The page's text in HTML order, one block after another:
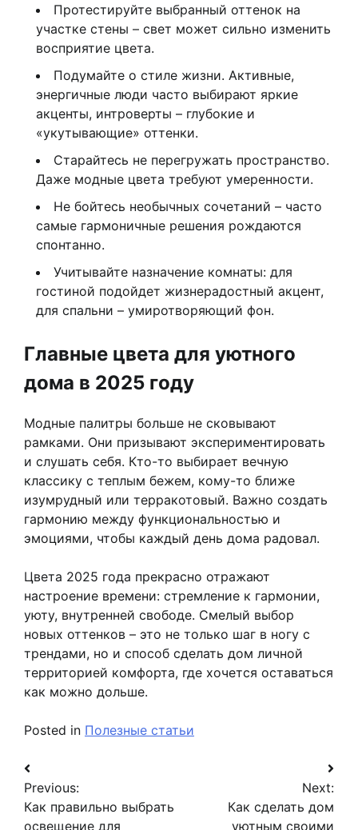
Протестируйте выбранный оттенок на
участке стены – свет может сильно изменить
восприятие цвета.
Подумайте о стиле жизни. Активные,
энергичные люди часто выбирают яркие
акценты, интроверты – глубокие и
«укутывающие» оттенки.
Старайтесь не перегружать пространство.
Даже модные цвета требуют умеренности.
Не бойтесь необычных сочетаний – часто
самые гармоничные решения рождаются
спонтанно.
Учитывайте назначение комнаты: для
гостиной подойдет жизнерадостный акцент,
для спальни – умиротворяющий фон.
Главные цвета для уютного
дома в 2025 году
Модные палитры больше не сковывают
рамками. Они призывают экспериментировать
и слушать себя. Кто-то выбирает вечную
классику с теплым бежем, кому-то ближе
изумрудный или терракотовый. Важно создать
гармонию между функциональностью и
эмоциями, чтобы каждый день дома радовал.
Цвета 2025 года прекрасно отражают
настроение времени: стремление к гармонии,
уюту, внутренней свободе. Смелый выбор
новых оттенков – это не только шаг в ногу с
трендами, но и способ сделать дом личной
территорией комфорта, где хочется оставаться
как можно дольше.
Posted in Полезные статьи
Навигация
по
Previous:
Как правильно выбрать
освещение для
Next:
Как сделать дом
уютным своими